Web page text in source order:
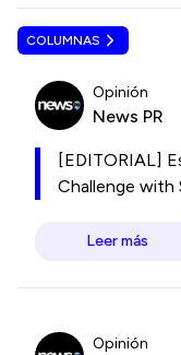
COLUMNAS
Opinión
News PR
[EDITORIAL]
Challenge with
Leer más
Opinión